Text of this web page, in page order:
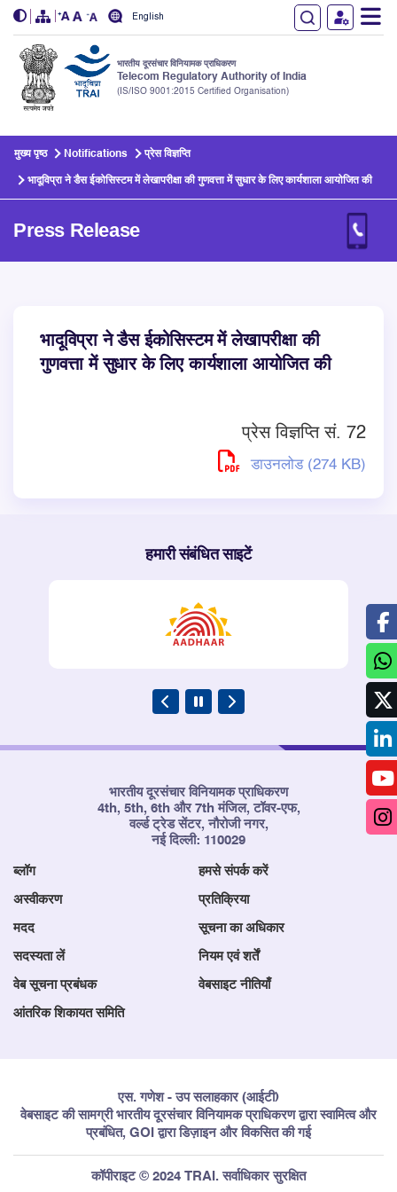
English
भारतीय दूरसंचार विनियामक प्राधिकरण
Telecom Regulatory Authority of India
(IS/ISO 9001:2015 Certified Organisation)
मुख्य पृष्ठ Notifications प्रेस विज्ञप्ति
भादू‌विप्रा ने डैस ईकोसिस्टम में लेखापरीक्षा की गुणवत्ता में सुधार के लिए कार्यशाला आयोजित की
Press Release
भादू‌विप्रा ने डैस ईकोसिस्टम में लेखापरीक्षा की
गुणवत्ता में सुधार के लिए कार्यशाला आयोजित की
प्रेस विज्ञप्ति सं. 72
डाउनलोड (274 KB)
हमारी संबंधित साइटें
भारतीय दूरसंचार विनियामक प्राधिकरण
4th, 5th, 6th और 7th मंजिल, टॉवर-एफ,
वर्ल्ड ट्रेड सेंटर, नौरोजी नगर,
नई दिल्ली: 110029
ब्लॉग हमसे संपर्क करें
अस्वीकरण प्रतिक्रिया
मदद सूचना का अधिकार
सदस्यता लें नियम एवं शर्तें
वेब सूचना प्रबंधक वेबसाइट नीतियाँ
आंतरिक शिकायत समिति
एस. गणेश - उप सलाहकार (आईटी)
वेबसाइट की सामग्री भारतीय दूरसंचार विनियामक प्राधिकरण द्वारा स्वामित्व और
प्रबंधित, GOI द्वारा डिज़ाइन और विकसित की गई
कॉपीराइट © 2024 TRAI. सर्वाधिकार सुरक्षित